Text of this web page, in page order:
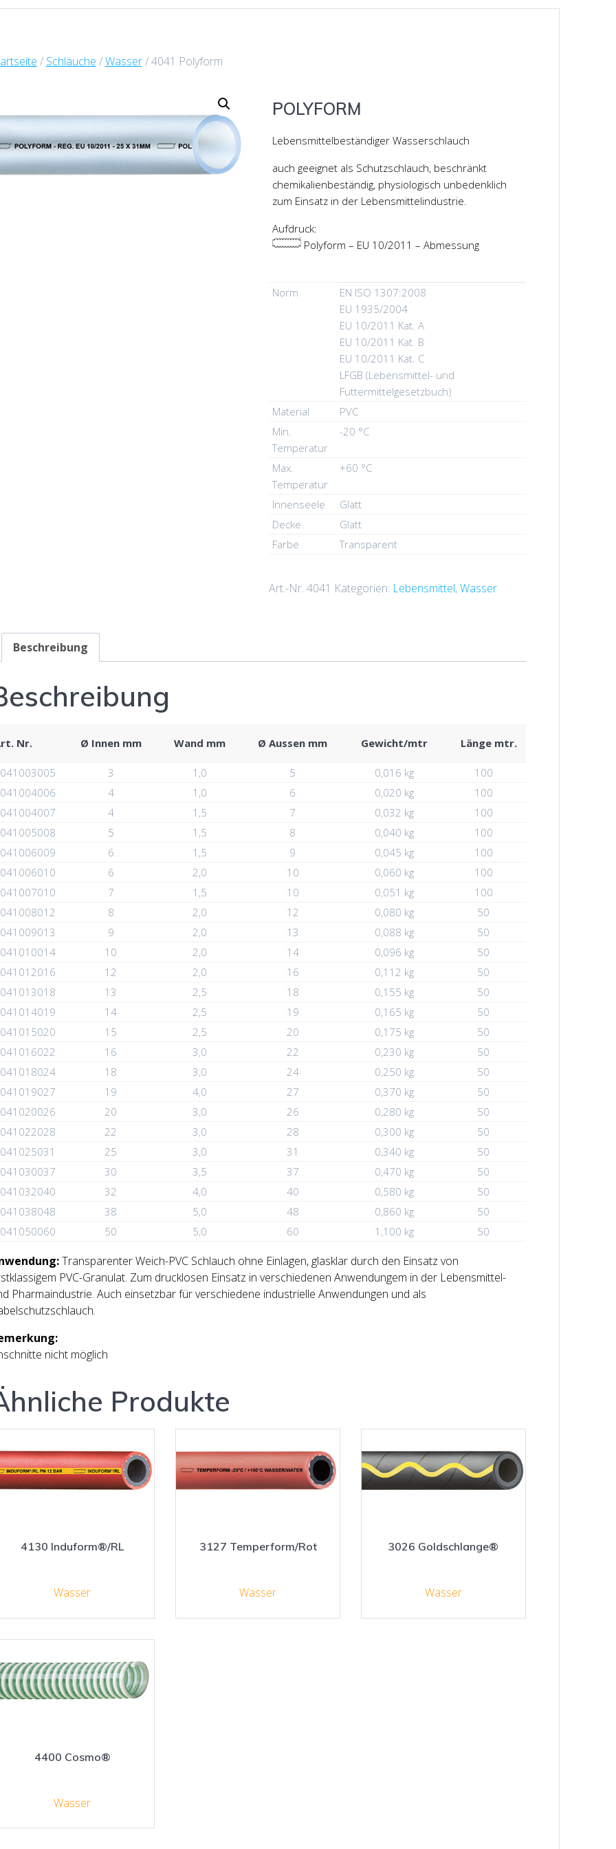
/ Schläuche /Wasser/ 4041 Polyform
POLYFORM
Lebensmittelbeständiger Wasserschlauch
auch geeignet als Schutzschlauch, beschränkt
chemikalienbeständig, physiologisch unbedenklich
zum Einsatz in der Lebensmittelindustrie.
Aufdruck:
Polyform – EU 10/2011 – Abmessung
Norm
EN ISO 1307:2008
EU 1935/2004
EU 10/2011 Kat. A
EU 10/2011 Kat. B
EU 10/2011 Kat. C
LFGB (Lebensmittel- und
Futtermittelgesetzbuch)
Material
PVC
Min.
Temperatur
-20 °C
Max.
Temperatur
+60 °C
Innenseele
Glatt
Decke
Glatt
Farbe
Transparent
Art.-Nr. 4041 Kategorien: Lebensmittel,Wasser
Beschreibung
Nr. Ø Innen mm Wand mm Ø Aussen mm Gewicht/mtr Länge mtr.
3 1,0 5 0,016 kg
100
4 1,0 6 0,020 kg
100
4 1,5 7 0,032 kg
100
5 1,5 8 0,040 kg
100
6 1,5 9 0,045 kg
100
6 2,0 10 0,060 kg
100
7 1,5 10 0,051 kg
100
8 2,0 12 0,080 kg
50
9 2,0 13 0,088 kg
50
10 2,0 14 0,096 kg
50
12 2,0 16 0,112 kg
50
13 2,5 18 0,155 kg
50
14 2,5 19 0,165 kg
50
15 2,5 20 0,175 kg
50
16 3,0 22 0,230 kg
50
18 3,0 24 0,250 kg
50
19 4,0 27 0,370 kg
50
20 3,0 26 0,280 kg
50
22 3,0 28 0,300 kg
50
25 3,0 31 0,340 kg
50
30 3,5 37 0,470 kg
50
32 4,0 40 0,580 kg
50
38 5,0 48 0,860 kg
50
50 5,0 60 1,100 kg 50
Transparenter Weich-PVC Schlauch ohne Einlagen, glasklar durch den Einsatz von
PVC-Granulat. Zum drucklosen Einsatz in verschiedenen Anwendungem in der Lebensmittel-
Pharmaindustrie. Auch einsetzbar für verschiedene industrielle Anwendungen und als
nicht möglich
Produkte
4130 Induform®/RL
Wasser
3127 Temperform/Rot
Wasser
3026 Goldschlange®
Wasser
4400 Cosmo®
Wasser